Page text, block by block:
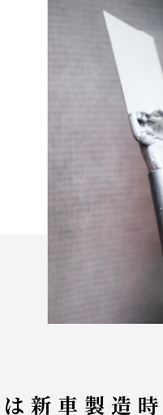
新車製造